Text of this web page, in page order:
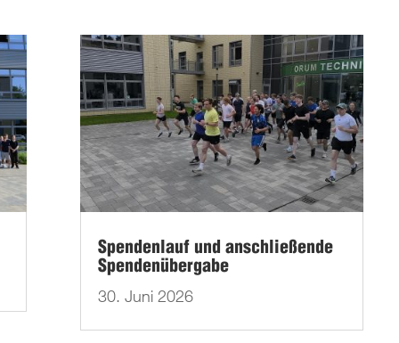
Spendenlauf und anschließende
Spendenübergabe
30. Juni 2026